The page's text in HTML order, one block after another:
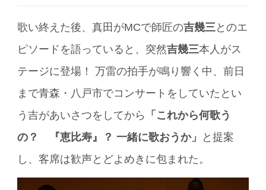
歌い終えた後、真田がMCで師匠の吉幾三とのエ
ピソードを語っていると、突然吉幾三本人がス
テージに登場！ 万雷の拍手が鳴り響く中、前日
まで青森・八戸市でコンサートをしていたとい
う吉があいさつをしてから
「これから何歌う
の？ 『恵比寿』？ 一緒に歌おうか」
と提案
し、客席は歓声とどよめきに包まれた。